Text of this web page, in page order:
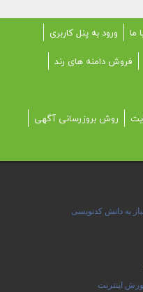
ما
ورود به پنل کاربری
فروش دامنه های رند
روش بروزرسانی آگهی
به دانش کدنویسی
اینترنت